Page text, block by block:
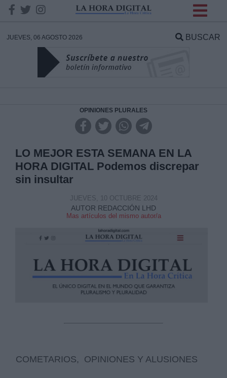
JUEVES, 06 AGOSTO 2026 BUSCAR
OPINIONES PLURALES
LO MEJOR ESTA SEMANA EN LA
HORA DIGITAL Podemos discrepar
sin insultar
AUTOR REDACCIÓN LHD
Mas artículos del mismo autor/a
JUEVES, 10 OCTUBRE 2024
COMETARIOS, OPINIONES Y ALUSIONES
DATOS
Responsable:
Legitimación:
Destinatarios:
link